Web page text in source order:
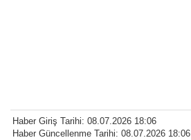
Haber Giriş Tarihi: 08.07.2026 18:06
Haber Güncellenme Tarihi: 08.07.2026 18:06